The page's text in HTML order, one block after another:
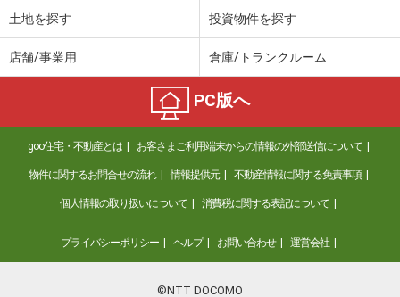
土地を探す 投資物件を探す
店舗/事業用 倉庫/トランクルーム
PC版へ
goo住宅・不動産とは お客さまご利用端末からの情報の外部送信について
物件に関するお問合せの流れ 情報提供元 不動産情報に関する免責事項
個人情報の取り扱いについて 消費税に関する表記について
プライバシーポリシー ヘルプ お問い合わせ 運営会社
©NTT DOCOMO